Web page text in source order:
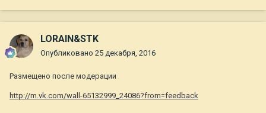
LORAIN&STK
Опубликовано 25 декабря, 2016
Размещено после модерации
http://m.vk.com/wall-65132999_24086?from=feedback